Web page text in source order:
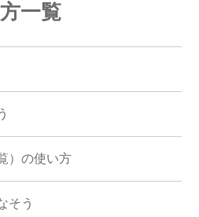
一覧
）の使い方
そう